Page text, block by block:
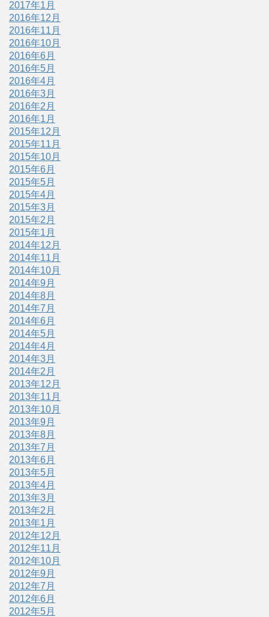
2017年1月
2016年12月
2016年11月
2016年10月
2016年6月
2016年5月
2016年4月
2016年3月
2016年2月
2016年1月
2015年12月
2015年11月
2015年10月
2015年6月
2015年5月
2015年4月
2015年3月
2015年2月
2015年1月
2014年12月
2014年11月
2014年10月
2014年9月
2014年8月
2014年7月
2014年6月
2014年5月
2014年4月
2014年3月
2014年2月
2013年12月
2013年11月
2013年10月
2013年9月
2013年8月
2013年7月
2013年6月
2013年5月
2013年4月
2013年3月
2013年2月
2013年1月
2012年12月
2012年11月
2012年10月
2012年9月
2012年7月
2012年6月
2012年5月